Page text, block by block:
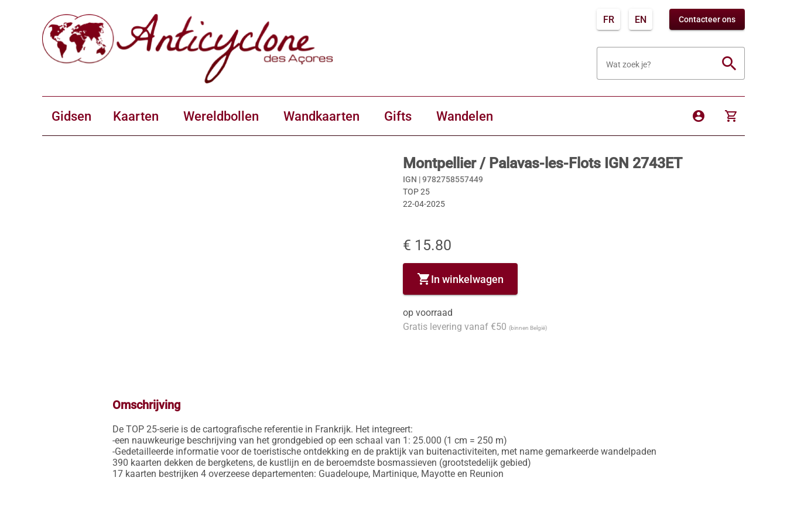
FR EN Contacteer ons
Wat zoek je? search
Gidsen Kaarten Wereldbollen Wandkaarten Gifts Wandelen account_circle shopping_cart
Montpellier / Palavas-les-Flots IGN 2743ET
IGN |9782758557449
TOP 25
22-04-2025
€ 15.80
shopping_cartIn winkelwagen
op voorraad
Gratis levering vanaf €50 (binnen België)
Omschrijving
De TOP 25-serie is de cartografische referentie in Frankrijk. Het integreert:
-een nauwkeurige beschrijving van het grondgebied op een schaal van 1: 25.000 (1 cm = 250 m)
-Gedetailleerde informatie voor de toeristische ontdekking en de praktijk van buitenactiviteiten, met name gemarkeerde wandelpaden
390 kaarten dekken de bergketens, de kustlijn en de beroemdste bosmassieven (grootstedelijk gebied)
17 kaarten bestrijken 4 overzeese departementen: Guadeloupe, Martinique, Mayotte en Reunion